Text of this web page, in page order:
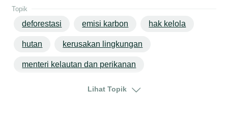
Topik
deforestasi emisi karbon hak kelola
hutan kerusakan lingkungan
menteri kelautan dan perikanan
perubahan iklim
Lihat Topik